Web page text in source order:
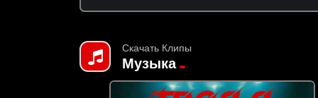
Скачать Клипы
Музыка